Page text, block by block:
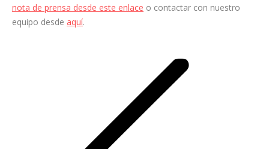
nota de prensa desde este enlace o contactar con nuestro
equipo desde aquí.